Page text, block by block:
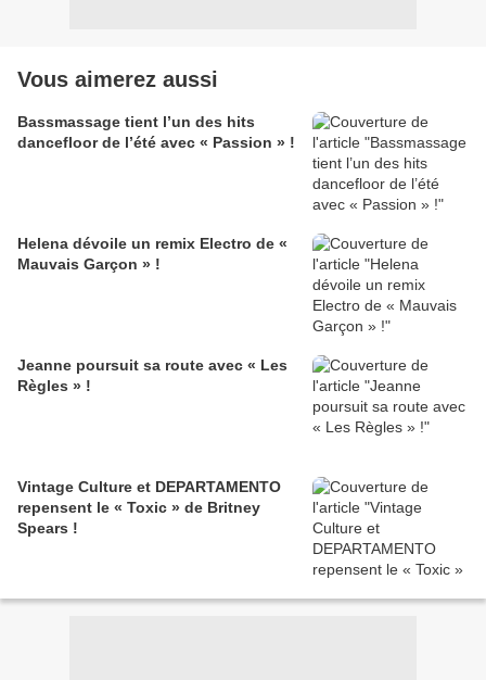
Vous aimerez aussi
Bassmassage tient l’un des hits
dancefloor de l’été avec « Passion » !
Helena dévoile un remix Electro de «
Mauvais Garçon » !
Jeanne poursuit sa route avec « Les
Règles » !
Vintage Culture et DEPARTAMENTO
repensent le « Toxic » de Britney
Spears !